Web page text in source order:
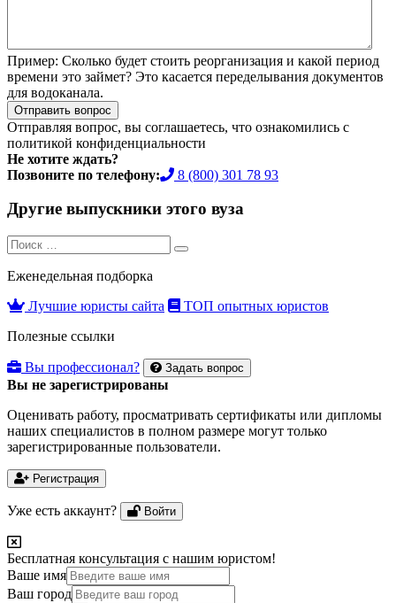
Пример: Сколько будет стоить реорганизация и какой период
времени это займет? Это касается переделывания документов
для водоканала.
Отправить вопрос
Отправляя вопрос, вы соглашаетесь, что ознакомились с
политикой конфиденциальности
Не хотите ждать?
Позвоните по телефону:
8 (800) 301 78 93
Другие выпускники этого вуза
Search
for:
Search
Еженедельная подборка
Лучшие юристы сайта
ТОП опытных юристов
Полезные ссылки
Вы профессионал? Задать вопрос
Вы не зарегистрированы
Оценивать работу, просматривать сертификаты или дипломы
наших специалистов в полном размере могут только
зарегистрированные пользователи.
Регистрация
Уже есть аккаунт? Войти
Бесплатная консультация с нашим юристом!
Ваше имя
Ваш город